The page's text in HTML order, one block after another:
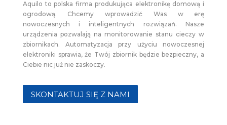
Aquilo to polska firma produkująca elektronikę domową i
ogrodową. Chcemy wprowadzić Was w erę
nowoczesnych i inteligentnych rozwiązań. Nasze
urządzenia pozwalają na monitorowanie stanu cieczy w
zbiornikach. Automatyzacja przy użyciu nowoczesnej
elektroniki sprawia, że Twój zbiornik będzie bezpieczny, a
Ciebie nic już nie zaskoczy.
SKONTAKTUJ SIĘ Z NAMI